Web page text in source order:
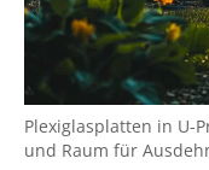
Plexiglasplatten in U-
und Raum für